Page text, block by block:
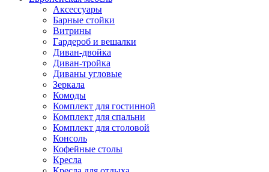
Аксессуары
Барные стойки
Витрины
Гардероб и вешалки
Диван-двойка
Диван-тройка
Диваны угловые
Зеркала
Комоды
Комплект для гостинной
Комплект для спальни
Комплект для столовой
Консоль
Кофейные столы
Кресла